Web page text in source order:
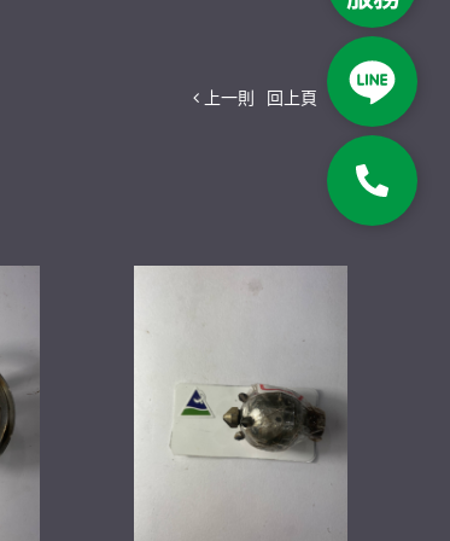
上一則 回上頁 下一則